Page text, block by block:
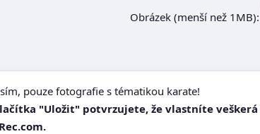
Obrázek (menší než 1MB):
pouze fotografie s tématikou karate!
"Uložit" potvrzujete, že vlastníte